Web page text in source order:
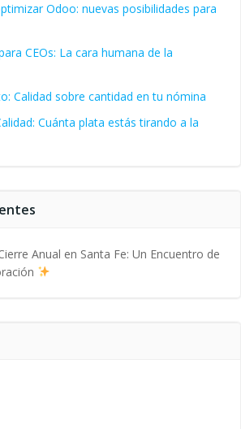
Odoo: nuevas posibilidades para
CEOs: La cara humana de la
Calidad sobre cantidad en tu nómina
Cuánta plata estás tirando a la
Anual en Santa Fe: Un Encuentro de